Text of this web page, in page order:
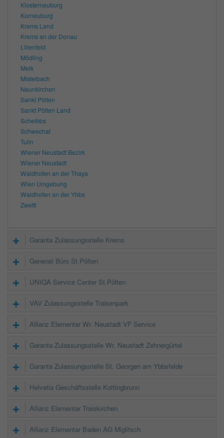
Klosterneuburg
Korneuburg
Krems Land
Krems an der Donau
Lilienfeld
Mödling
Melk
Mistelbach
Neunkirchen
Sankt Pölten
Sankt Pölten Land
Scheibbs
Schwechat
Tulln
Wiener Neustadt Bezirk
Wiener Neustadt
Waidhofen an der Thaya
Wien Umgebung
Waidhofen an der Ybbs
Zwettl
Garanta Zulassungsstelle Krems
Generali Büro St.Pölten
UNIQA Service Center St.Pölten
VAV Zulassungsstelle Traisenpark
Allianz Elementar Wr. Neustadt VF Service
Garanta Zulassungsstelle Wr. Neustadt Zehnergürtel
Garanta Zulassungsstelle St. Georgen am Ybbsfelde
Helvetia Geschäftsstelle Kottingbrunn
Allianz Elementar Traiskirchen
Allianz Elementar Baden AG Miglitsch